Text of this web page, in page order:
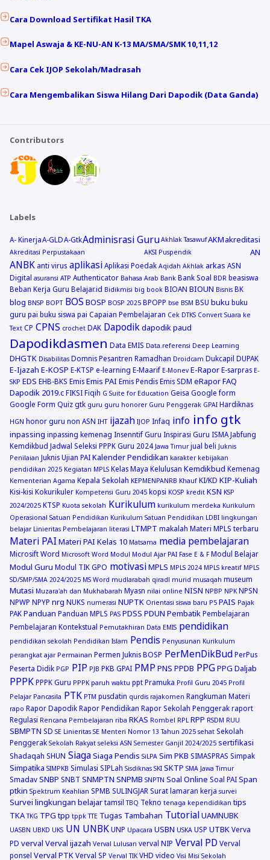
Cara Download Sertifikat Hasil TKA
Mapel Aswaja & KE-NU-AN K-13 MA/SMA/SMK 10,11,12
Cara Cek IJOP Sekolah/Madrasah
Cara Mengembalikan Siswa Hilang Dari Dapodik (Data Ganda)
Contributors
Labels
A- KinerjaA-GLDA-GtkAdminisrasi GuruAkhlak TasawufAKMakreditasi
Akreditasi Perpustakaan AKSI Puspendik AN
ANBK anti virus aplikasi Aplikasi Poedak Aqidah Akhlak arkas ASN
Digital asuransi ATP Authenticator Bahasa Arab Bank Bank Soal BDR beasiswa
Beban Kerja Guru Belajar.id Bidikmisi big book BIOAN BIOUN Bisnis BK
blog BNSP BOPT BOS BOSP BOSP 2025 BPOPP bse BSM BSU buku buku
guru pai buku siswa pai Capaian Pembelajaran Cek DTKS Convert Suara ke
Text CP CPNS crochet DAK Dapodikdapodik paud
Dapodikdasmen Data EMIS Data.referensi Deep Learning
DHGTK Disabilitas Domnis Pesantren Ramadhan Droidcam Dukcapil DUPAK
E-Ijazah E-KOSP E-KTSP e-learning E-Maarif E-Monev E-Rapor E-sarpras E-
SKP EDS EHB-BKS Emis Emis PAI Emis Pendis Emis SDM eRaporFAQ
Dapodik 2019.c FIKSI Fiqih G Suite for Education Geisa Google form
Google Form Quiz gtk guru guru honorer Guru Penggerak GPAI Hardiknas
HGN honor guru non ASN IHT ijazah IJOP Infaq info info gtk
inpassing inpassing kemenag Insenntif Guru Inspirasi Guru ISMA Jabfung
Kemdikbud Jadwal Seleksi PPPK Guru 2024 Jawa Timur jual beli Juknis
Penilaian Juknis Ujian PAI Kalender Pendidikan karakter kebijakan
pendidikan 2025 Kegiatan MPLS Kelas Maya Kelulusan Kemdikbud Kemenag
Kementerian Agama Kepala Sekolah KEPMENPANRB Khauf KI/KD KIP-Kuliah
Kisi-kisi Kokurikuler Kompetensi Guru 2045 kopsi KOSP kredit KSN KSP
2024/2025 KTSP Kuota sekolah Kurikulum kurikulum merdeka Kurikulum
Operasional Satuan Pendidikan Kurikulum Satuan Pendidikan LDBI lingkungan
belajar Linieritas Pembelajaran literasi LTMPT makalah Materi MPLS terbaru
Materi PAI Materi PAI Kelas 10 Matsama media pembelajaran
Microsift Word Microsoft Word Modul Modul Ajar PAI Fase E & F Modul Belajar
Modul Guru Modul TIK GPO motivasiMPLS MPLS 2024 MPLS kreatif MPLS
SD/SMP/SMA 2024/2025 MS Word mudlarabah qiradl murid musaqah museum
Mutasi Muzara'ah dan Mukhabarah Myasn nilai online NISN NPBP NPK NPSN
NPWP NPYP nrg NUKS numerasi NUPTK Orientasi siswa baru P5 PAIS Pajak
PAK Panduan Panduan MPLS PAS PDSS PDUN Pembatik Pembelajaran
Pembelajaran Kontekstual Pemutakhiran Data EMIS pendidikan
pendidikan sekolah Pendidikan Islam Pendis Penyusunan Kurikulum
perangkat ajar Permainan Permen Juknis BOSP PerMenDikBud PerPus
Peserta Didik PGP PIP PJB PKB GPAI PMP PNS PPDB PPGPPG Daljab
PPPK PPPK Guru PPPK paruh waktu ppt Pramuka Profil Guru 2045 Profil
Pelajar Pancasila PTK PTM pusdatin qurdis rajakomen Rangkuman Materi
rapo Rapor Dapodik Rapor Pendidikan Rapor Sekolah Penggerak raport
Regulasi Rencana Pembelajaran riba RKAS Rombel RPL RPP RSDM RUU
SBMPTN SD SE Linieritas SE Menteri Nomor 13 Tahun 2025 sehat Sekolah
Penggerak Sekolah Rakyat seleksi ASN Semester Ganjil 2024/2025 sertifikasi
Shadaqah SHUN SiagaSiaga Pendis SiLPA Sim PKB SIMASPRAS Simpak
Simpatika SIMPKB Simulasi SIPLah Sisdiknas SKI SKTP SMA Jawa Timur
Smadav SNBP SNBT SNMPTN SNPMB SNPTN Soal Online Soal PAI Span
ptkin Spektrum Keahlian SPMB SULINGJAR Surat lamaran kerja survei
Survei lingkungan belajar tamsil TBQ Tekno tenaga kependidikan tips
TKA TKG TPG tpp tppk TTE Tugas Tambahan TutorialUAMNUBK
UASBN UBKD UKS UN UNBK UNP Upacara USBN USKA USP UTBK Verva
PD verval Verval ijazah Verval Lulusan verval NIP Verval PD Verval
ponsel Verval PTK Verval SP Verval TIK VHD video Visi Misi Sekolah